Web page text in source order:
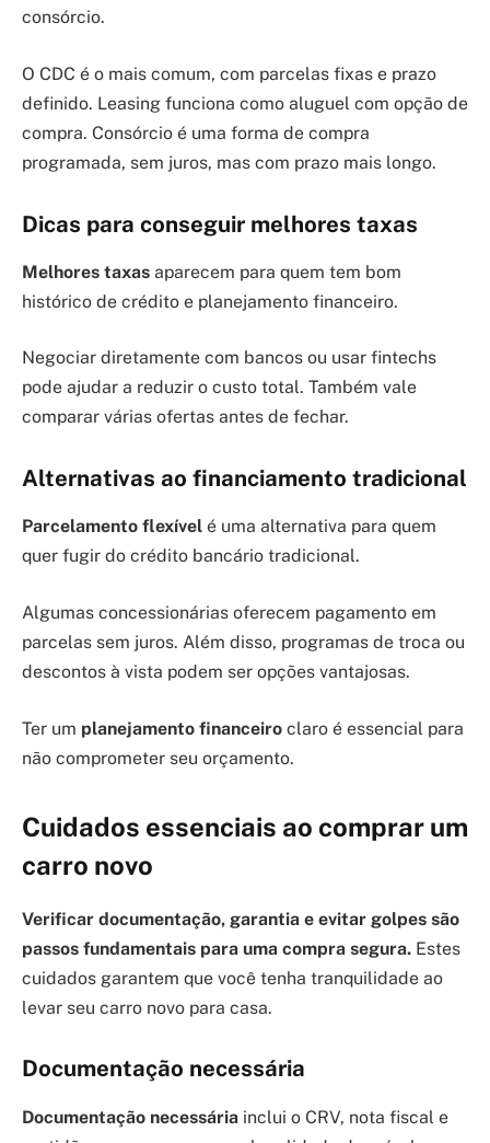
consórcio.
O CDC é o mais comum, com parcelas fixas e prazo
definido. Leasing funciona como aluguel com opção de
compra. Consórcio é uma forma de compra
programada, sem juros, mas com prazo mais longo.
Dicas para conseguir melhores taxas
Melhores taxas aparecem para quem tem bom
histórico de crédito e planejamento financeiro.
Negociar diretamente com bancos ou usar fintechs
pode ajudar a reduzir o custo total. Também vale
comparar várias ofertas antes de fechar.
Alternativas ao financiamento tradicional
Parcelamento flexível é uma alternativa para quem
quer fugir do crédito bancário tradicional.
Algumas concessionárias oferecem pagamento em
parcelas sem juros. Além disso, programas de troca ou
descontos à vista podem ser opções vantajosas.
Ter um planejamento financeiro claro é essencial para
não comprometer seu orçamento.
Cuidados essenciais ao comprar um
carro novo
Verificar documentação, garantia e evitar golpes são
passos fundamentais para uma compra segura. Estes
cuidados garantem que você tenha tranquilidade ao
levar seu carro novo para casa.
Documentação necessária
Documentação necessária inclui o CRV, nota fiscal e